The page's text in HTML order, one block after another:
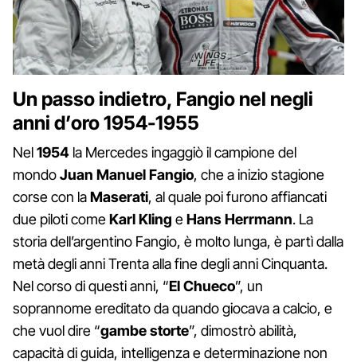
Un passo indietro, Fangio nel negli
anni d’oro 1954-1955
Nel1954 la Mercedes ingaggiò il campione del
mondoJuan Manuel Fangio, che a inizio stagione
corse con laMaserati, al quale poi furono affiancati
due piloti comeKarl Kling eHans Herrmann. La
storia dell’argentino Fangio, è molto lunga, è partì dalla
metà degli anni Trenta alla fine degli anni Cinquanta.
Nel corso di questi anni, “El Chueco”, un
soprannome ereditato da quando giocava a calcio, e
che vuol dire “gambe storte”, dimostrò abilità,
capacità di guida, intelligenza e determinazione non